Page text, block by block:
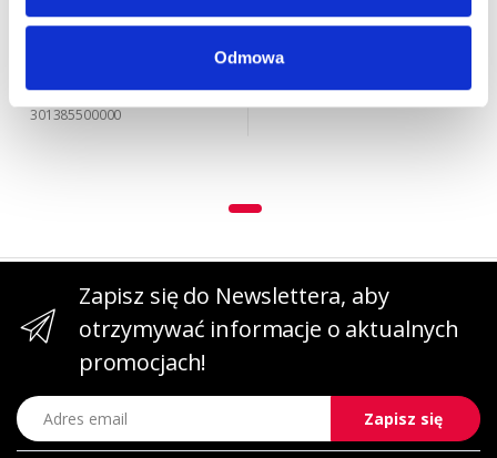
Odmowa
Numer katalogowy:
301385500000
Zapisz się do Newslettera, aby
otrzymywać informacje o aktualnych
promocjach!
Adres email
Zapisz się